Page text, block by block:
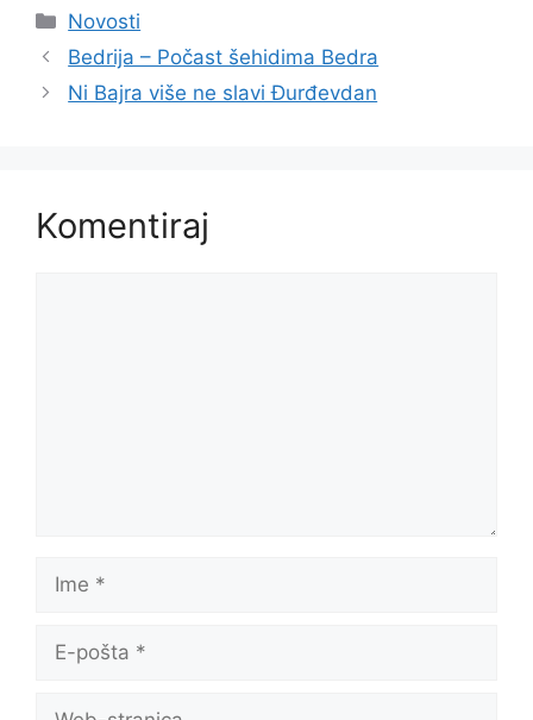
Kategorije
Novosti
Bedrija – Počast šehidima Bedra
Ni Bajra više ne slavi Đurđevdan
Komentiraj
Ime
pošta
Web-